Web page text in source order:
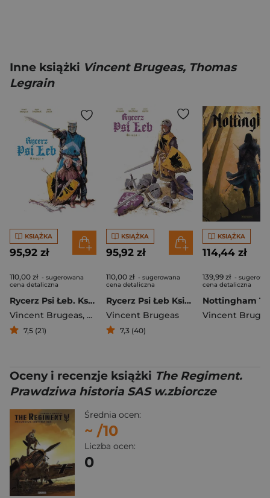
Inne książki Vincent Brugeas, Thomas
Legrain
KSIĄŻKA
95,92 zł
110,00 zł - sugerowana
cena detaliczna
Rycerz Psi Łeb. Księga 2
Vincent Brugeas, Ronan Toulhoat,Yoann Guillo
7,5 (21)
KSIĄŻKA
95,92 zł
110,00 zł - sugerowana
cena detaliczna
Rycerz Psi Łeb Księga 1
Vincent Brugeas
7,3 (40)
KSIĄŻKA
114,44 zł
139,99 zł -
cena detaliczna
Nottingham
Vincent
Oceny i recenzje książki The Regiment.
Prawdziwa historia SAS w.zbiorcze
Średnia ocen:
~ /10
Liczba ocen:
0